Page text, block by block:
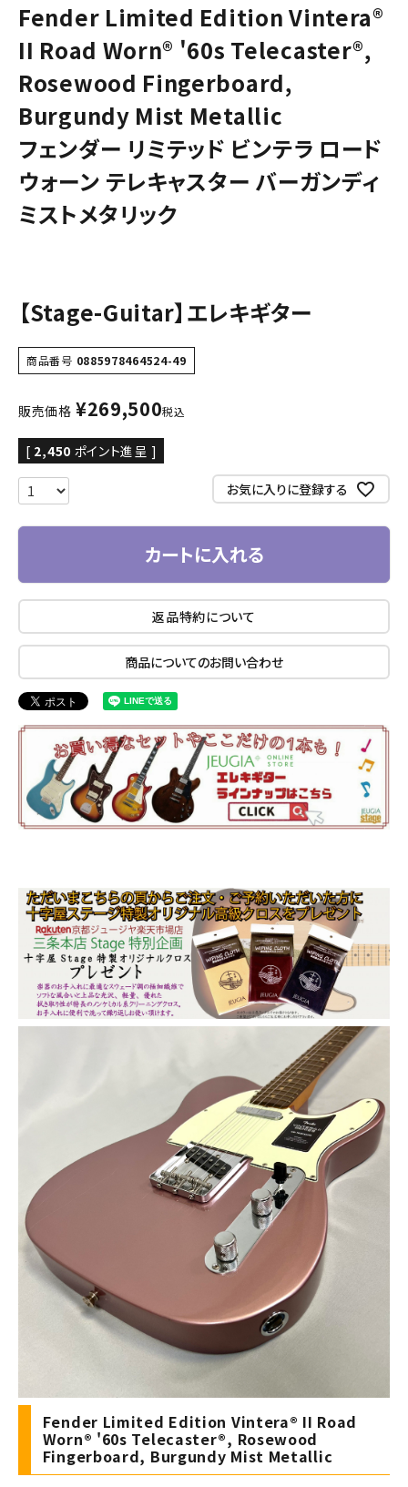
Fender Limited Edition Vintera®
II Road Worn® '60s Telecaster®,
Rosewood Fingerboard,
Burgundy Mist Metallic
フェンダー リミテッド ビンテラ ロード
ウォーン テレキャスター バーガンディ
ミストメタリック
【Stage-Guitar】エレキギター
商品番号 0885978464524-49
販売価格 ¥269,500税込
[ 2,450 ポイント進呈 ]
お気に入りに登録する
カートに入れる
返品特約について
商品についてのお問い合わせ
Fender Limited Edition Vintera® II Road
Worn® '60s Telecaster®, Rosewood
Fingerboard, Burgundy Mist Metallic